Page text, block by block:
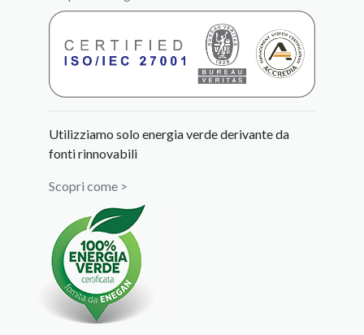
Utilizziamo solo energia verde derivante da
fonti rinnovabili
Scopri come >